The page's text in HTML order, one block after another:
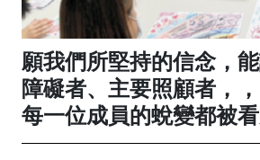
願我們所堅持的信念，
障礙者、主要照顧者，
每一位成員的蛻變都被